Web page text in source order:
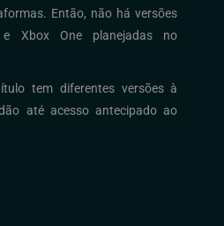
Então, não há versões
Xbox One planejadas no
tem diferentes versões à
até acesso antecipado ao